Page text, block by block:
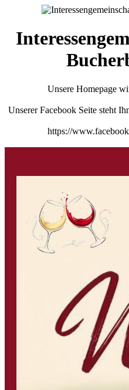
Unsere Homepage
Unserer Facebook Seite steht
https://